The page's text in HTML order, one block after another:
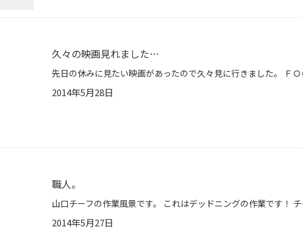
久々の映画見れました…
2014年5月28日
職人。
2014年5月27日